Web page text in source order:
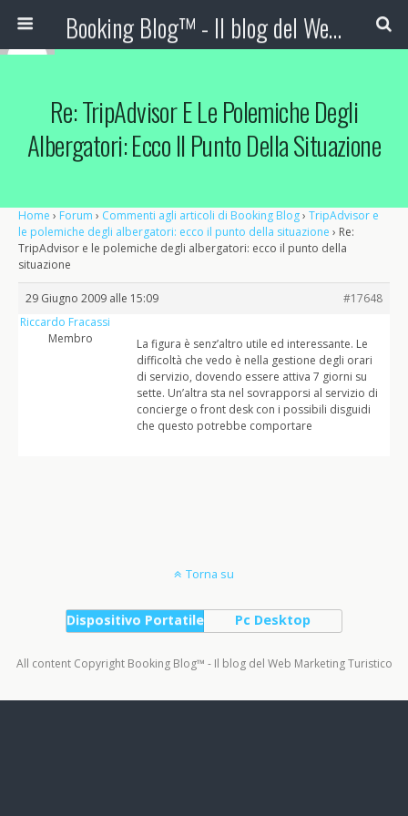
Booking Blog™ - Il blog del Web Marketing Turistico
Re: TripAdvisor E Le Polemiche Degli
Albergatori: Ecco Il Punto Della Situazione
Home › Forum › Commenti agli articoli di Booking Blog› TripAdvisor e
le polemiche degli albergatori: ecco il punto della situazione › Re:
TripAdvisor e le polemiche degli albergatori: ecco il punto della
situazione
29 Giugno 2009 alle 15:09
#17648
Riccardo Fracassi
Membro
La figura è senz’altro utile ed interessante. Le
difficoltà che vedo è nella gestione degli orari
di servizio, dovendo essere attiva 7 giorni su
sette. Un’altra sta nel sovrapporsi al servizio di
concierge o front desk con i possibili disguidi
che questo potrebbe comportare
Torna su
Dispositivo Portatile Pc Desktop
All content Copyright Booking Blog™ - Il blog del Web Marketing Turistico